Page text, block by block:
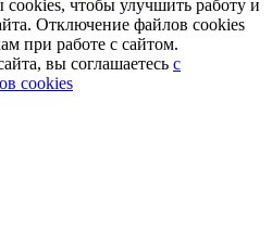
чтобы улучшить работу и
Отключение файлов cookies
при работе с сайтом.
вы соглашаетесь c
cookies